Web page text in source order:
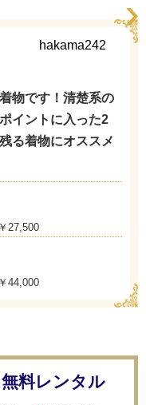
hakama242
物です！清楚系の
イントに入った2
る着物にオススメ
￥27,500
￥44,000
料レンタル